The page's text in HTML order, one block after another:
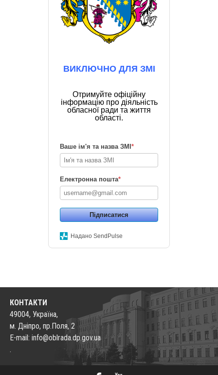
ВИКЛЮЧНО ДЛЯ ЗМІ
Отримуйте офіційну
інформацію про діяльність
обласної ради та життя
області.
Ваше ім'я та назва ЗМІ *
Електронна пошта*
Підписатися
Надано SendPulse
КОНТАКТИ
49004, Україна,
м. Дніпро, пр.Поля, 2
E-mail: info@oblrada.dp.gov.ua
.